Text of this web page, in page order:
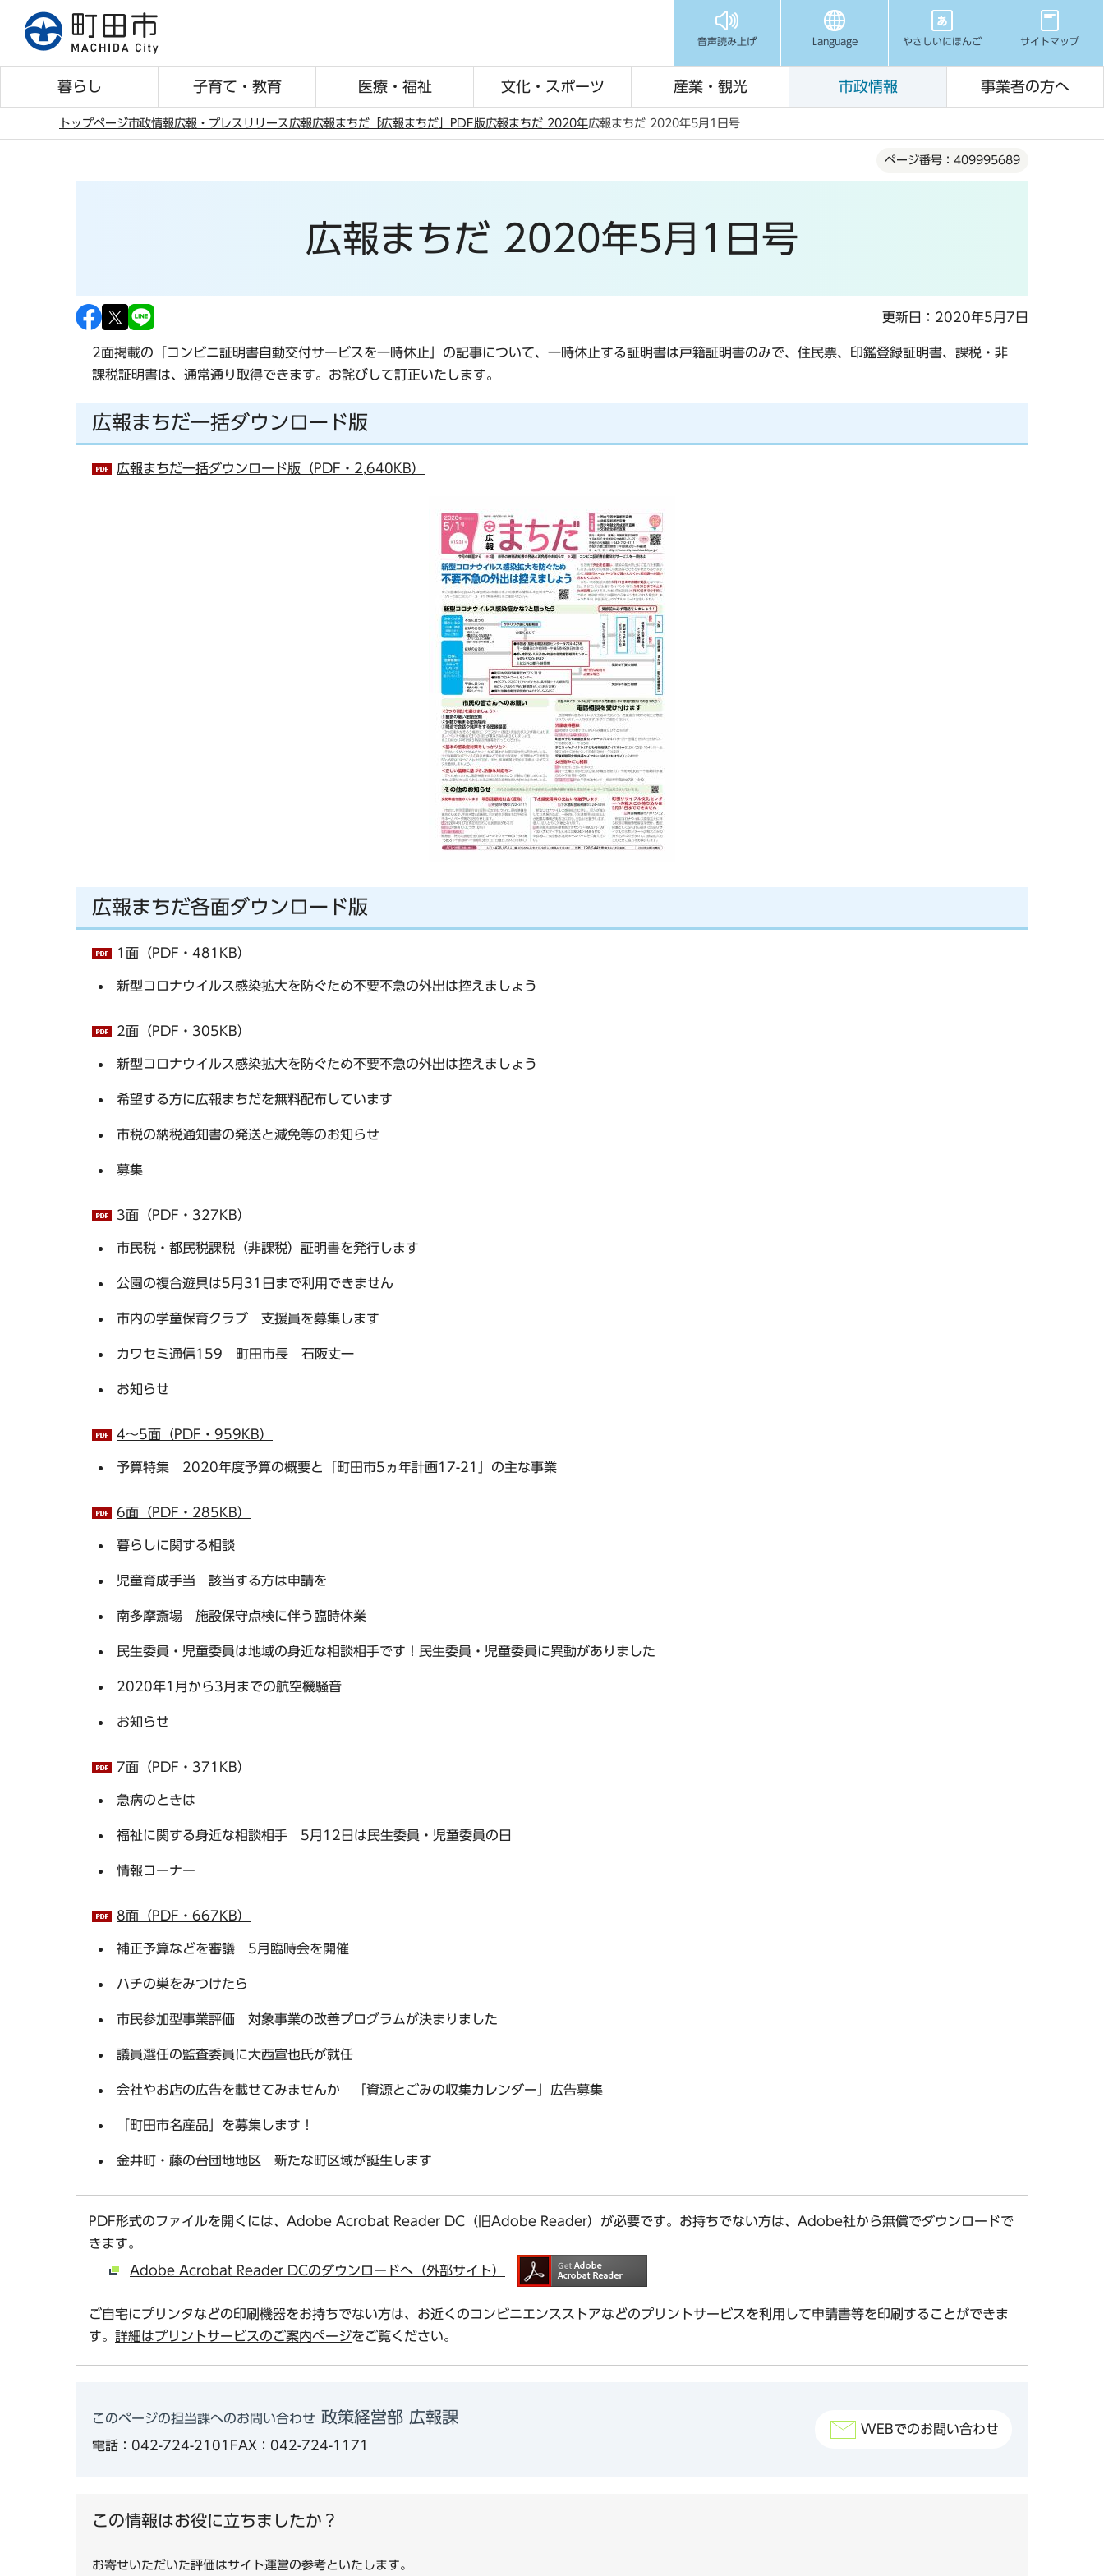
先
音声読み上げ Language やさしいにほんご サイトマップ
暮らし 子育て・教育 医療・福祉 文化・スポーツ 産業・観光 市政情報 事業者の方へ
トップページ市政情報広報・プレスリリース広報広報まちだ 「広報まちだ」PDF版広報まちだ 2020年広報まちだ 2020年5月1日号
ページ番号：409995689
広報まちだ 2020年5月1日号
更新日：2020年5月7日
2面掲載の「コンビニ証明書自動交付サービスを一時休止」の記事について、一時休止する証明書は戸籍証明書のみで、住民票、印鑑登録証明書、課税・非
課税証明書は、通常通り取得できます。お詫びして訂正いたします。
広報まちだ一括ダウンロード版
広報まちだ一括ダウンロード版（PDF・2,640KB）
広報まちだ各面ダウンロード版
1面（PDF・481KB）
新型コロナウイルス感染拡大を防ぐため不要不急の外出は控えましょう
2面（PDF・305KB）
新型コロナウイルス感染拡大を防ぐため不要不急の外出は控えましょう
希望する方に広報まちだを無料配布しています
市税の納税通知書の発送と減免等のお知らせ
募集
3面（PDF・327KB）
市民税・都民税課税（非課税）証明書を発行します
公園の複合遊具は5月31日まで利用できません
市内の学童保育クラブ 支援員を募集します
カワセミ通信159 町田市長 石阪丈一
お知らせ
4～5面（PDF・959KB）
予算特集 2020年度予算の概要と「町田市5ヵ年計画17-21」の主な事業
6面（PDF・285KB）
暮らしに関する相談
児童育成手当 該当する方は申請を
南多摩斎場 施設保守点検に伴う臨時休業
民生委員・児童委員は地域の身近な相談相手です！民生委員・児童委員に異動がありました
2020年1月から3月までの航空機騒音
お知らせ
7面（PDF・371KB）
急病のときは
福祉に関する身近な相談相手 5月12日は民生委員・児童委員の日
情報コーナー
8面（PDF・667KB）
補正予算などを審議 5月臨時会を開催
ハチの巣をみつけたら
市民参加型事業評価 対象事業の改善プログラムが決まりました
議員選任の監査委員に大西宣也氏が就任
会社やお店の広告を載せてみませんか 「資源とごみの収集カレンダー」広告募集
「町田市名産品」を募集します！
金井町・藤の台団地地区 新たな町区域が誕生します
PDF形式のファイルを開くには、Adobe Acrobat Reader DC（旧Adobe Reader）が必要です。お持ちでない方は、Adobe社から無償でダウンロードで
きます。
Adobe Acrobat Reader DCのダウンロードへ（外部サイト）
ご自宅にプリンタなどの印刷機器をお持ちでない方は、お近くのコンビニエンスストアなどのプリントサービスを利用して申請書等を印刷することができま
す。 詳細はプリントサービスのご案内ページをご覧ください。
このページの担当課へのお問い合わせ 政策経営部 広報課
電話：042-724-2101 FAX：042-724-1171
WEBでのお問い合わせ
この情報はお役に立ちましたか？
お寄せいただいた評価はサイト運営の参考といたします。